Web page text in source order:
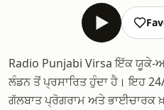
Radio Punjabi Virsa ਇੱਕ ਯੂਕੇ-
ਲੰਡਨ ਤੋਂ ਪ੍ਰਸਾਰਿਤ ਹੁੰਦਾ ਹੈ। ਇਹ 24/
ਗੱਲਬਾਤ ਪ੍ਰੋਗਰਾਮ ਅਤੇ ਭਾਈਚਾਰਕ